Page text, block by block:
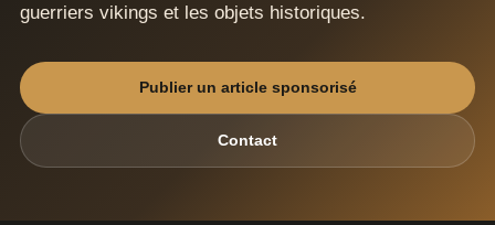
guerriers vikings et les objets historiques.
Publier un article sponsorisé
Contact